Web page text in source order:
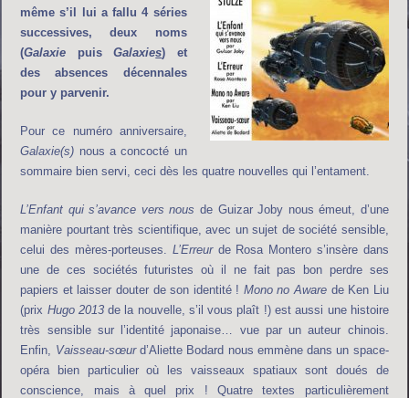
même s’il lui a fallu 4 séries
successives, deux noms
(Galaxie puisGalaxies) et
des absences décennales
pour y parvenir.
Pour ce numéro anniversaire,
Galaxie(s) nous a concocté un
sommaire bien servi, ceci dès les quatre nouvelles qui l’entament.
L’Enfant qui s’avance vers nous de Guizar Joby nous émeut, d’une
manière pourtant très scientifique, avec un sujet de société sensible,
celui des mères-porteuses. L’Erreurde Rosa Montero s’insère dans
une de ces sociétés futuristes où il ne fait pas bon perdre ses
papiers et laisser douter de son identité ! Mono no Aware de Ken Liu
(prix Hugo 2013de la nouvelle, s’il vous plaît !) est aussi une histoire
très sensible sur l’identité japonaise… vue par un auteur chinois.
Enfin, Vaisseau-sœurd’Aliette Bodard nous emmène dans un space-
opéra bien particulier où les vaisseaux spatiaux sont doués de
conscience, mais à quel prix ! Quatre textes particulièrement